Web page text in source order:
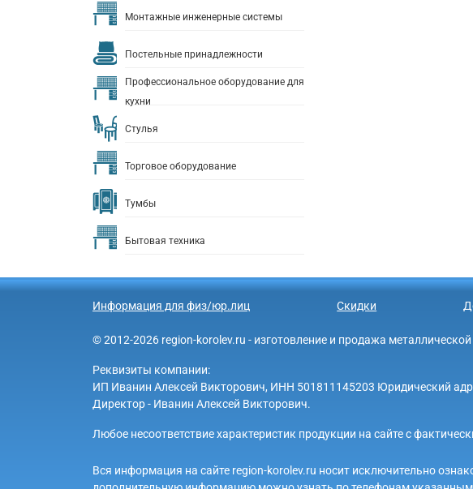
Монтажные инженерные системы
Постельные принадлежности
Профессиональное оборудование для
кухни
Стулья
Торговое оборудование
Тумбы
Бытовая техника
Информация для физ/юр.лиц Скидки
© 2012-2026 region-korolev.ru - изготовление и продажа
Реквизиты компании:
ИП Иванин Алексей Викторович, ИНН 501811145203 Юридический
Директор - Иванин Алексей Викторович.
Любое несоответствие характеристик продукции на сайте с
Вся информация на сайте region-korolev.ru носит исключительно